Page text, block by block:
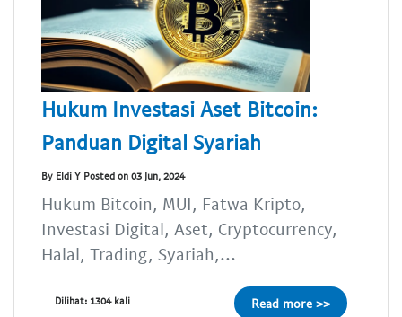
Hukum Investasi Aset Bitcoin:
Panduan Digital Syariah
By Eldi Y Posted on 03 Jun, 2024
Hukum Bitcoin, MUI, Fatwa Kripto,
Investasi Digital, Aset, Cryptocurrency,
Halal, Trading, Syariah,...
Dilihat: 1304 kali Read more >>